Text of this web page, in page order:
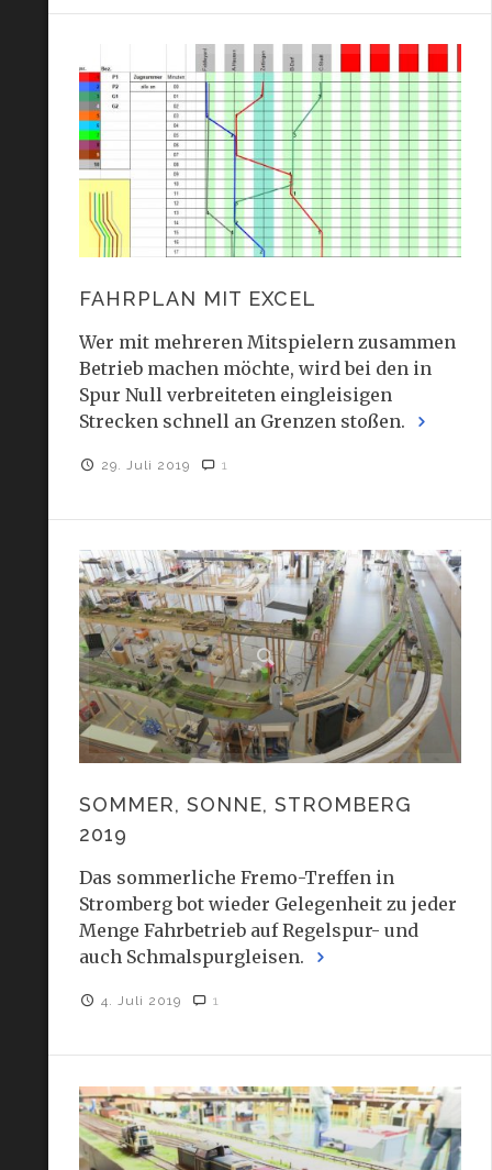
FAHRPLAN MIT EXCEL
Wer mit mehreren Mitspielern zusammen
Betrieb machen möchte, wird bei den in
Spur Null verbreiteten eingleisigen
Strecken schnell an Grenzen stoßen.
29. Juli 2019 1
SOMMER, SONNE, STROMBERG
2019
Das sommerliche Fremo-Treffen in
Stromberg bot wieder Gelegenheit zu jeder
Menge Fahrbetrieb auf Regelspur- und
auch Schmalspurgleisen.
4. Juli 2019 1